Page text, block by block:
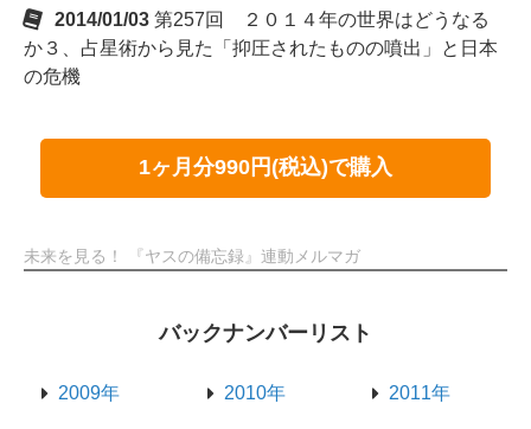
2014/01/03 第257回 ２０１４年の世界はどうなる
か３、占星術から見た「抑圧されたものの噴出」と日本
の危機
1ヶ月分990円(税込)で購入
未来を見る！ 『ヤスの備忘録』連動メルマガ
バックナンバーリスト
2009年 2010年 2011年